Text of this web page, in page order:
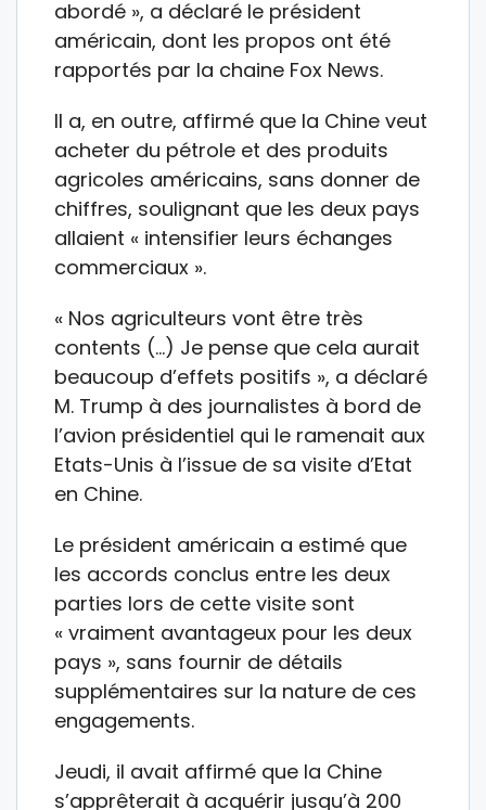
abordé », a déclaré le président
américain, dont les propos ont été
rapportés par la chaine Fox News.
Il a, en outre, affirmé que la Chine veut
acheter du pétrole et des produits
agricoles américains, sans donner de
chiffres, soulignant que les deux pays
allaient « intensifier leurs échanges
commerciaux ».
« Nos agriculteurs vont être très
contents (…) Je pense que cela aurait
beaucoup d’effets positifs », a déclaré
M. Trump à des journalistes à bord de
l’avion présidentiel qui le ramenait aux
Etats-Unis à l’issue de sa visite d’Etat
en Chine.
Le président américain a estimé que
les accords conclus entre les deux
parties lors de cette visite sont
« vraiment avantageux pour les deux
pays », sans fournir de détails
supplémentaires sur la nature de ces
engagements.
Jeudi, il avait affirmé que la Chine
s’apprêterait à acquérir jusqu’à 200